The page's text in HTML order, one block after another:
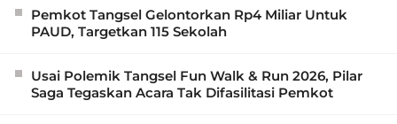
Pemkot Tangsel Gelontorkan Rp4 Miliar Untuk
PAUD, Targetkan 115 Sekolah
Usai Polemik Tangsel Fun Walk & Run 2026, Pilar
Saga Tegaskan Acara Tak Difasilitasi Pemkot